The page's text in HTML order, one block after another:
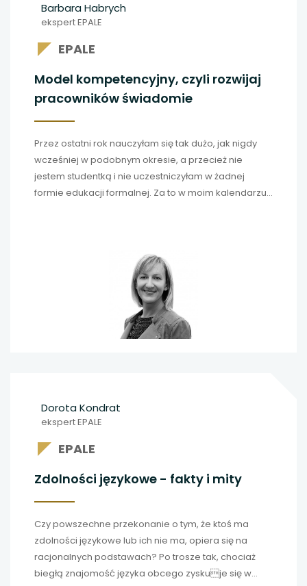
Barbara Habrych
ekspert EPALE
EPALE
Model kompetencyjny, czyli rozwijaj
pracowników świadomie
Przez ostatni rok nauczyłam się tak dużo, jak nigdy
wcześniej w podobnym okresie, a przecież nie
jestem studentką i nie uczestniczyłam w żadnej
formie edukacji formalnej. Za to w moim kalendarzu
Dorota Kondrat
ekspert EPALE
EPALE
Zdolności językowe - fakty i mity
Czy powszechne przekonanie o tym, że ktoś ma
zdolności językowe lub ich nie ma, opiera się na
racjonalnych podstawach? Po trosze tak, chociaż
biegłą znajomość języka obcego zyskuje się w